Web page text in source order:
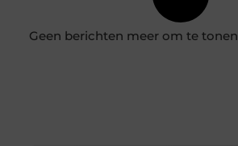
Geen berichten meer om te tonen